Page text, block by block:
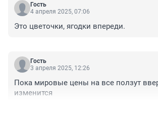
Гость
4 апреля 2025, 07:06
Это цветочки, ягодки впереди.
Гость
3 апреля 2025, 12:26
Пока мировые цены на все ползут
изменится